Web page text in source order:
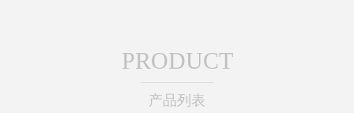
PRODUCT
产品列表